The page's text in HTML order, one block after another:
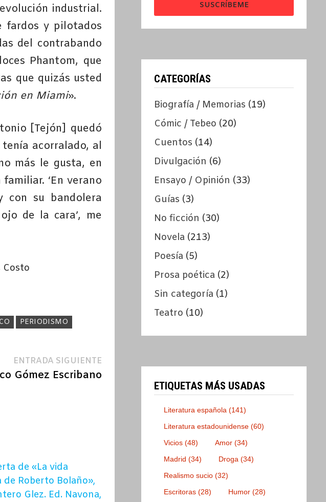
industrial.
fardos y pilotados
del contrabando
Phantom, que
que quizás usted
en Miami».
[Tejón] quedó
acorralado, al
más le gusta, en
‘En verano
con su bandolera
de la cara’, me
PERIODISMO
ENTRADA SIGUIENTEEntrada
siguiente:
Gómez Escribano
SUSCRÍBEME
CATEGORÍAS
Biografía / Memorias (19)
Cómic / Tebeo (20)
Cuentos (14)
Divulgación (6)
Ensayo / Opinión (33)
Guías (3)
No ficción (30)
Novela (213)
Poesía (5)
Prosa poética (2)
Sin categoría (1)
Teatro (10)
ETIQUETAS MÁS USADAS
Literatura española (141)
Literatura estadounidense (60)
Vicios (48) Amor (34)
Madrid (34) Droga (34)
Realismo sucio (32)
Escritoras (28) Humor (28)